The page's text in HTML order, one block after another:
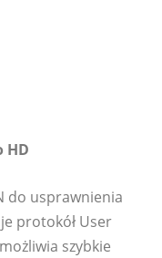
HD
do usprawnienia
protokół User
szybkie